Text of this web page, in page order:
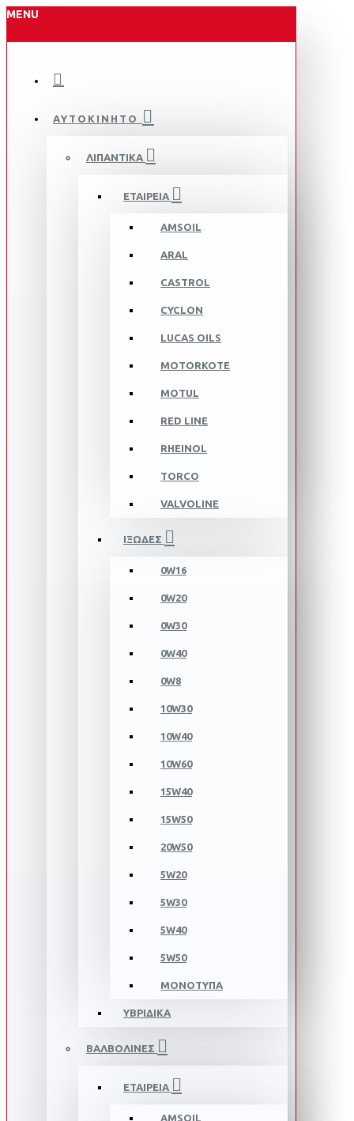
MENU
ΑΥΤΟΚΙΝΗΤΟ
ΛΙΠΑΝΤΙΚΑ
ΕΤΑΙΡΕΙΑ
AMSOIL
ARAL
CASTROL
CYCLON
LUCAS OILS
MOTORKOTE
MOTUL
RED LINE
RHEINOL
TORCO
VALVOLINE
ΙΞΩΔΕΣ
0W16
0W20
0W30
0W40
0W8
10W30
10W40
10W60
15W40
15W50
20W50
5W20
5W30
5W40
5W50
ΜΟΝΟΤΥΠΑ
ΥΒΡΙΔΙΚΑ
ΒΑΛΒΟΛΙΝΕΣ
ΕΤΑΙΡΕΙΑ
AMSOIL